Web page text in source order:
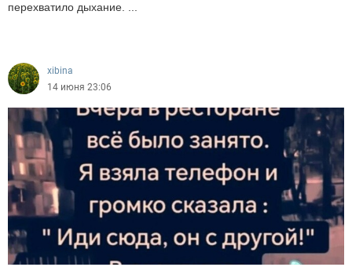
перехватило дыхание. ...
xibina
14 июня 23:06